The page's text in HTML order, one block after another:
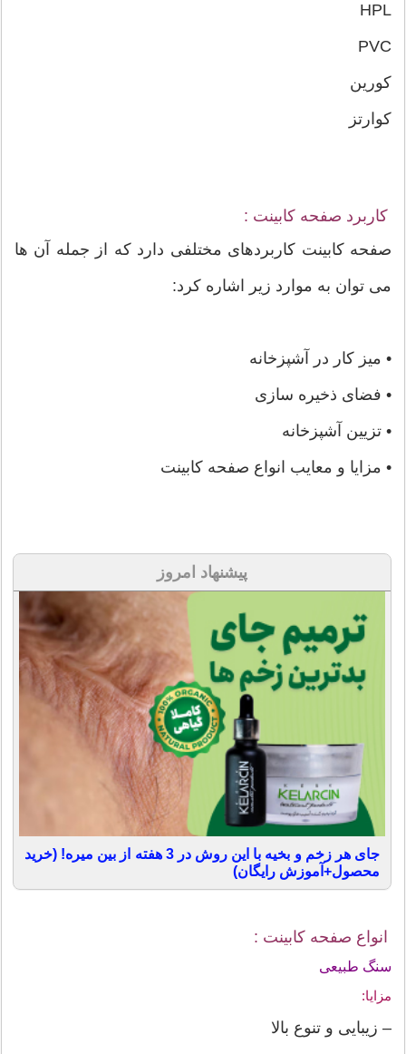
HPL
PVC
کورین
کوارتز
کاربرد صفحه کابینت :
صفحه کابینت کاربردهای مختلفی دارد که از جمله آن ها
می توان به موارد زیر اشاره کرد:
• میز کار در آشپزخانه
• فضای ذخیره سازی
• تزیین آشپزخانه
• مزایا و معایب انواع صفحه کابینت
پیشنهاد امروز
جای هر زخم و بخیه با این روش در 3 هفته از بین میره! (خرید
محصول+آموزش رایگان)
انواع صفحه کابینت :
سنگ طبیعی
مزایا:
– زیبایی و تنوع بالا